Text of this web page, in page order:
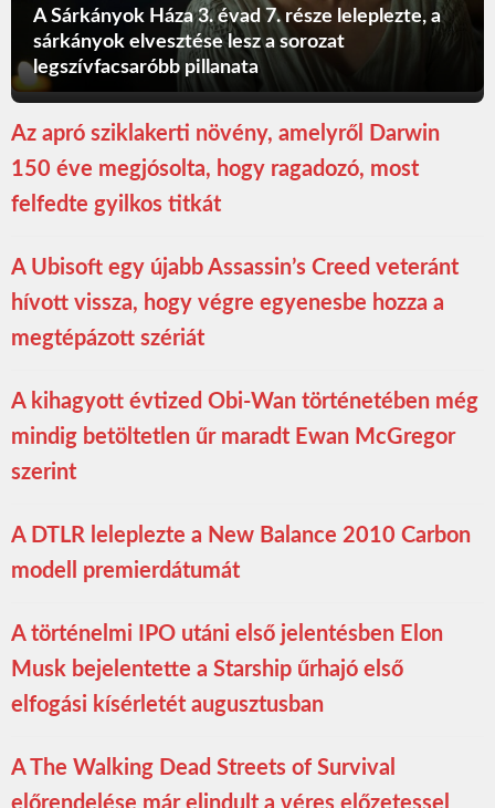
A Sárkányok Háza 3. évad 7. része leleplezte, a
sárkányok elvesztése lesz a sorozat
legszívfacsaróbb pillanata
Az apró sziklakerti növény, amelyről Darwin
150 éve megjósolta, hogy ragadozó, most
felfedte gyilkos titkát
A Ubisoft egy újabb Assassin’s Creed veteránt
hívott vissza, hogy végre egyenesbe hozza a
megtépázott szériát
A kihagyott évtized Obi-Wan történetében még
mindig betöltetlen űr maradt Ewan McGregor
szerint
A DTLR leleplezte a New Balance 2010 Carbon
modell premierdátumát
A történelmi IPO utáni első jelentésben Elon
Musk bejelentette a Starship űrhajó első
elfogási kísérletét augusztusban
A The Walking Dead Streets of Survival
előrendelése már elindult a véres előzetessel